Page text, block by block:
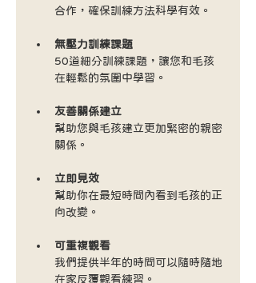
合作，確保訓練方法科學有效。
無壓力訓練課題
50道細分訓練課題，讓您和毛孩
在輕鬆的氛圍中學習。
友善關係建立
幫助您與毛孩建立更加緊密的親密
關係。
立即見效
幫助你在最短時間內看到毛孩的正
向改變。
可重複觀看
我們提供半年的時間可以隨時隨地
在家反覆觀看練習。